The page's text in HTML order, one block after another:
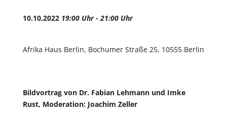
10.10.2022 19:00 Uhr - 21:00 Uhr
Afrika Haus Berlin, Bochumer Straße 25, 10555 Berlin
Bildvortrag von Dr. Fabian Lehmann und Imke
Rust, Moderation: Joachim Zeller